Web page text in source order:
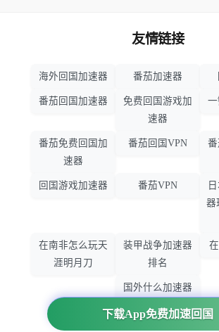
下载App免费加速回国
友情链接
海外回国加速器 番茄加速器
番茄回国加速器
免费回国游戏加
速器
番茄免费回国加
速器
番茄回国VPN
回国游戏加速器 番茄VPN
器
在南非怎么玩天
涯明月刀
装甲战争加速器
排名
国外什么加速器
玩暗黑破坏神